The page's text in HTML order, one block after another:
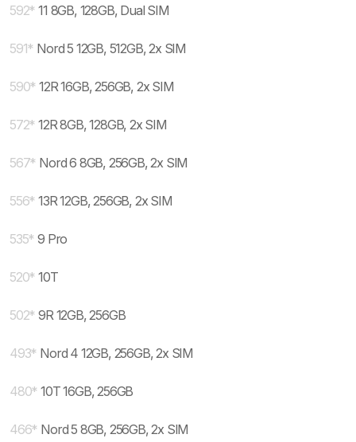
592* 11 8GB, 128GB, Dual SIM
591* Nord 5 12GB, 512GB, 2x SIM
590* 12R 16GB, 256GB, 2x SIM
572* 12R 8GB, 128GB, 2x SIM
567* Nord 6 8GB, 256GB, 2x SIM
556* 13R 12GB, 256GB, 2x SIM
535* 9 Pro
520* 10T
502* 9R 12GB, 256GB
493* Nord 4 12GB, 256GB, 2x SIM
480* 10T 16GB, 256GB
466* Nord 5 8GB, 256GB, 2x SIM